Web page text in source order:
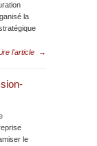
la
l'article
→
le